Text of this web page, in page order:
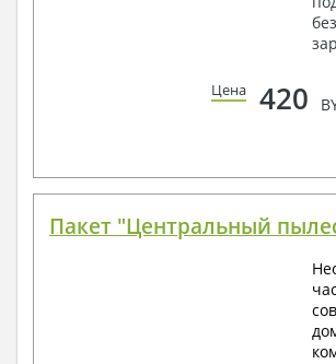
Цена 420
Пакет "Центральный